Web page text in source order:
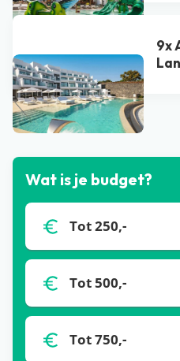
9x
Bekijk alle blogs
Wat is je budget?
Tot 250,-
Tot 500,-
Tot 750,-